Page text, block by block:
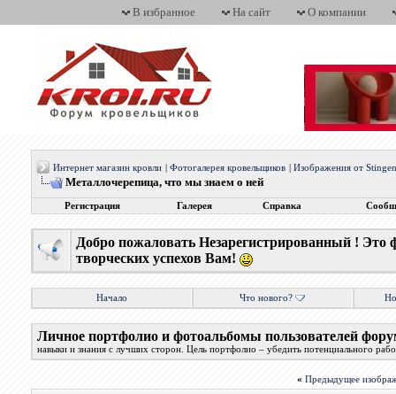
В избранное На сайт О компании
Интернет магазин кровли Фотогалерея кровельщиков Изображения от
Металлочерепица, что мы знаем о ней
Регистрация Галерея Справка
Добро пожаловать Незарегистрированный !
творческих успехов Вам!
Начало Что нового?
Личное портфолио и фотоальбомы пользователей
навыки и знания с лучших сторон. Цель портфолио – убедить потенциального
« Предыдущее